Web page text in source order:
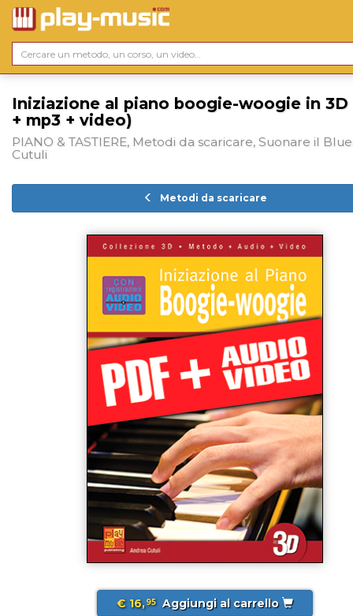
Iniziazione al piano boogie-woogie in 3D
+ mp3 + video)
PIANO & TASTIERE, Metodi da scaricare, Suonare il
Cutuli
Metodi da scaricare
€ 16,95 Aggiungi al carrello